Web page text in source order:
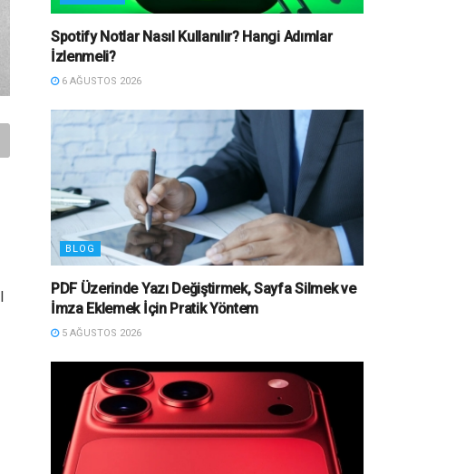
Spotify Notlar Nasıl Kullanılır? Hangi Adımlar
İzlenmeli?
6 AĞUSTOS 2026
BLOG
PDF Üzerinde Yazı Değiştirmek, Sayfa Silmek ve
İmza Eklemek İçin Pratik Yöntem
5 AĞUSTOS 2026